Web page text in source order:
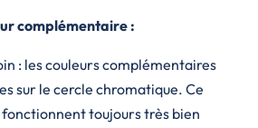
complémentaire :
: les couleurs complémentaires
sur le cercle chromatique. Ce
fonctionnent toujours très bien